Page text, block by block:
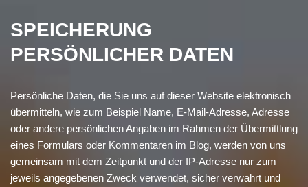
SPEICHERUNG
PERSÖNLICHER DATEN
Persönliche Daten, die Sie uns auf dieser Website elektronisch
übermitteln, wie zum Beispiel Name, E-Mail-Adresse, Adresse
oder andere persönlichen Angaben im Rahmen der Übermittlung
eines Formulars oder Kommentaren im Blog, werden von uns
gemeinsam mit dem Zeitpunkt und der IP-Adresse nur zum
jeweils angegebenen Zweck verwendet, sicher verwahrt und